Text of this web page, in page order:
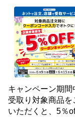
キャンペーン期
受取り対象商品
いただくと、5％offを適用